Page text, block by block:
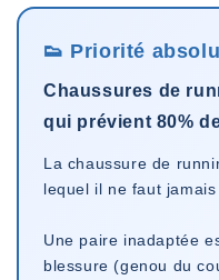
👟 Priorité
Chaussures de
qui prévient 80%
La chaussure de
lequel il ne faut jamais
Une paire inadaptée
blessure (genou du